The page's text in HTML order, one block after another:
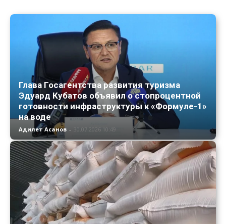
Глава Госагентства развития туризма
Эдуард Кубатов объявил о стопроцентной
готовности инфраструктуры к «Формуле-1»
на воде
Адилет Асанов - 30.07.2026 10:49